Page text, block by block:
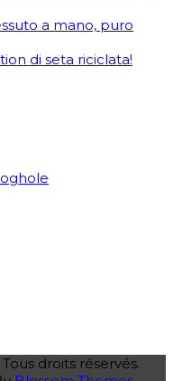
a mano, puro
di seta riciclata!
droits réservés.